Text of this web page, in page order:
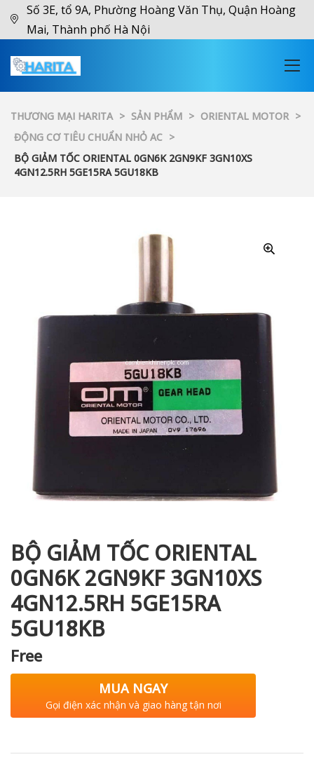
Số 3E, tổ 9A, Phường Hoàng Văn Thụ, Quận Hoàng
Mai, Thành phố Hà Nội
THƯƠNG MẠI HARITA > SẢN PHẨM > ORIENTAL MOTOR >
ĐỘNG CƠ TIÊU CHUẨN NHỎ AC >
BỘ GIẢM TỐC ORIENTAL 0GN6K 2GN9KF 3GN10XS
4GN12.5RH 5GE15RA 5GU18KB
BỘ GIẢM TỐC ORIENTAL
0GN6K 2GN9KF 3GN10XS
4GN12.5RH 5GE15RA
5GU18KB
Free
MUA NGAY
Gọi điện xác nhận và giao hàng tận nơi